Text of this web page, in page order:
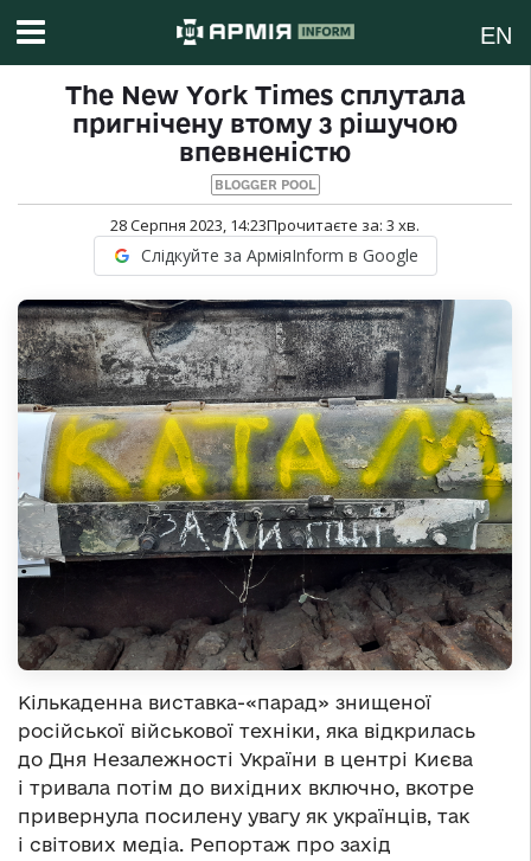
EN
The New York Times сплутала
пригнічену втому з рішучою
впевненістю
BLOGGER POOL
28 Серпня 2023, 14:23Прочитаєте за: 3 хв.
Слідкуйте за АрміяInform в Google
Кількаденна виставка-«парад» знищеної
російської військової техніки, яка відкрилась
до Дня Незалежності України в центрі Києва
і тривала потім до вихідних включно, вкотре
привернула посилену увагу як українців, так
і світових медіа. Репортаж про захід